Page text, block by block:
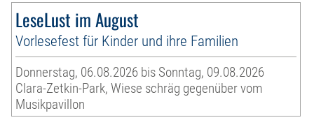
LeseLust im August
Vorlesefest für Kinder und ihre Familien
Donnerstag, 06.08.2026 bis Sonntag, 09.08.2026
Clara-Zetkin-Park, Wiese schräg gegenüber vom
Musikpavillon